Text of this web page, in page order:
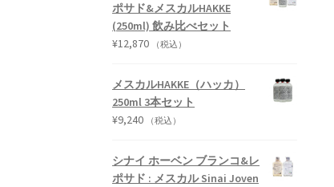
ポサド&メスカルHAKKE
(250ml) 飲み比べセット
¥12,870 （税込）
メスカルHAKKE（ハッカ）
250ml 3本セット
¥9,240 （税込）
シナイ ホーベン ブランコ&レ
ポサド : メスカル Sinai Joven